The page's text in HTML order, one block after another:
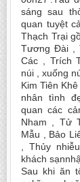
sáng sau
quan tuyệt
Thạch Trại
Tương Đài ,
Các , Trích
núi , xuống
Kim Tiên
nhân tình
quan các
Nham , Tử
Mẫu , Bảo
, Thủy
khách
Sau khi ăn